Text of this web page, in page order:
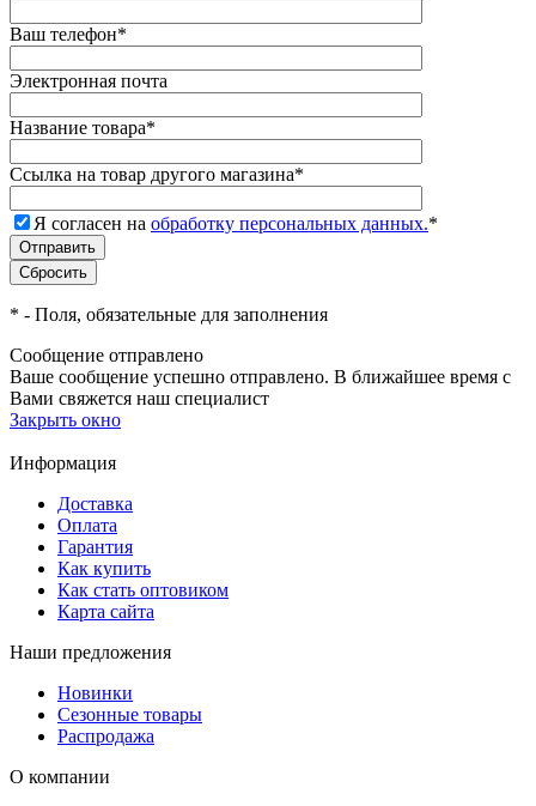
Ваш телефон*
Электронная почта
Название товара*
Ссылка на товар другого магазина*
Я согласен на обработку персональных данных.*
* - Поля, обязательные для заполнения
Сообщение отправлено
Ваше сообщение успешно отправлено. В ближайшее время с
Вами свяжется наш специалист
Закрыть окно
Информация
Доставка
Оплата
Гарантия
Как купить
Как стать оптовиком
Карта сайта
Наши предложения
Новинки
Сезонные товары
Распродажа
О компании